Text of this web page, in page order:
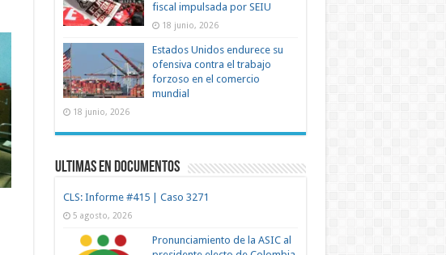
fiscal impulsada por SEIU
18 junio, 2026
Estados Unidos endurece su
ofensiva contra el trabajo
forzoso en el comercio
mundial
18 junio, 2026
Ultimas en documentos
CLS: Informe #415 | Caso 3271
5 agosto, 2026
Pronunciamiento de la ASIC al